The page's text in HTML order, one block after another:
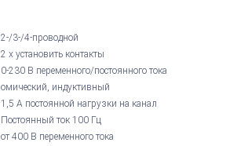
2-/3-/4-проводной
2 x установить контакты
0-230 В переменного/постоянного тока
омический, индуктивный
1,5 А постоянной нагрузки на канал
Постоянный ток 100 Гц
от 400 В переменного тока